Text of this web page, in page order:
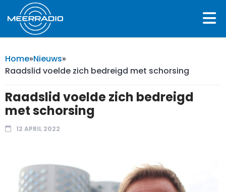
Home»Nieuws»
Raadslid voelde zich bedreigd met schorsing
Raadslid voelde zich bedreigd
met schorsing
12 APRIL 2022